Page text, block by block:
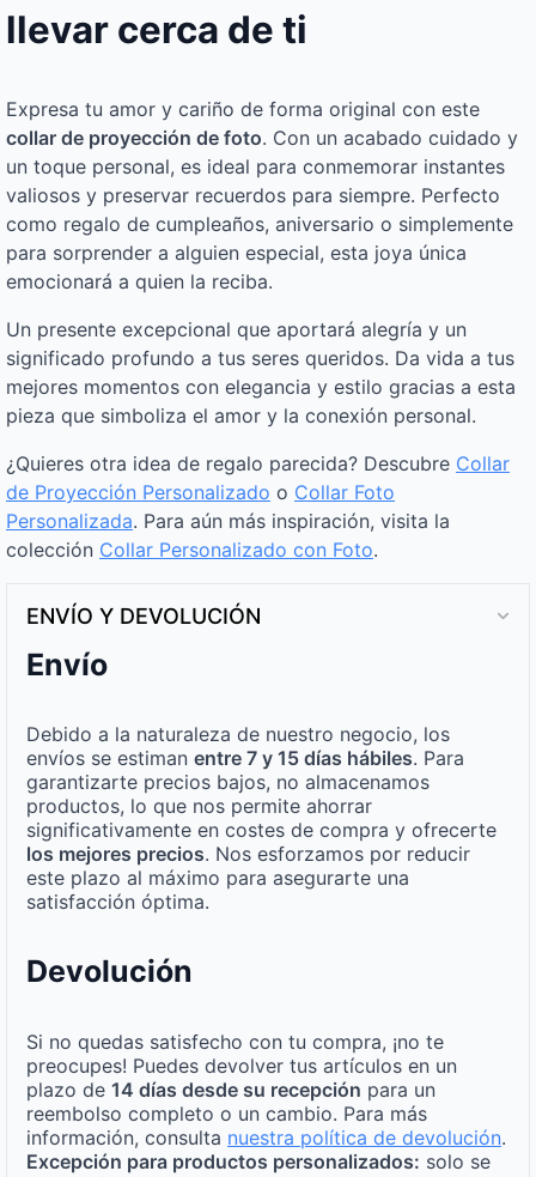
llevar cerca de ti
Expresa tu amor y cariño de forma original con este
collar de proyección de foto. Con un acabado cuidado y
un toque personal, es ideal para conmemorar instantes
valiosos y preservar recuerdos para siempre. Perfecto
como regalo de cumpleaños, aniversario o simplemente
para sorprender a alguien especial, esta joya única
emocionará a quien la reciba.
Un presente excepcional que aportará alegría y un
significado profundo a tus seres queridos. Da vida a tus
mejores momentos con elegancia y estilo gracias a esta
pieza que simboliza el amor y la conexión personal.
¿Quieres otra idea de regalo parecida? Descubre Collar
de Proyección Personalizado o Collar Foto
Personalizada. Para aún más inspiración, visita la
colección Collar Personalizado con Foto.
ENVÍO Y DEVOLUCIÓN
Envío
Debido a la naturaleza de nuestro negocio, los
envíos se estiman entre 7 y 15 días hábiles. Para
garantizarte precios bajos, no almacenamos
productos, lo que nos permite ahorrar
significativamente en costes de compra y ofrecerte
los mejores precios. Nos esforzamos por reducir
este plazo al máximo para asegurarte una
satisfacción óptima.
Devolución
Si no quedas satisfecho con tu compra, ¡no te
preocupes! Puedes devolver tus artículos en un
plazo de 14 días desde su recepción para un
reembolso completo o un cambio. Para más
información, consulta nuestra política de devolución.
Excepción para productos personalizados: solo se